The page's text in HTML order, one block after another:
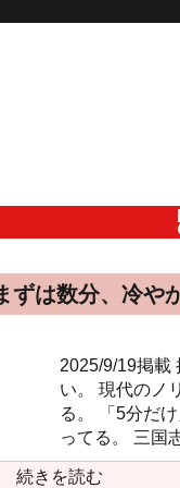
ずは数分、冷や
2025/9/19掲載
い。 現代のノ
る。 「5分だ
ってる。 三国
続きを読む